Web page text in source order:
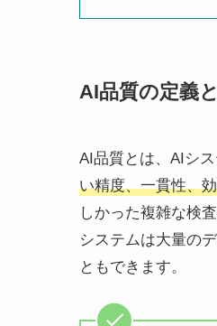
AI品質の定義
AI品質とは、AIシ
い精度、一貫性、
しかった複雑な検
システムは大量の
ともできます。